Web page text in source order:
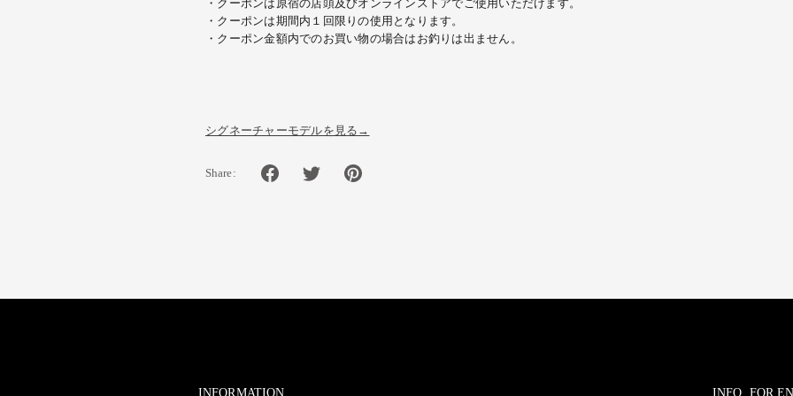
・クーポンは原宿の店頭及びオンラインストアでご使用いただけます。
・クーポンは期間内１回限りの使用となります。
・クーポン金額内でのお買い物の場合はお釣りは出ません。
シグネーチャーモデルを見る→
Share:
INFORMATION INFO. FOR